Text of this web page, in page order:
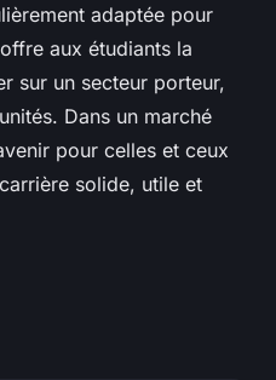
adaptée pour
aux étudiants la
sur un secteur porteur,
Dans un marché
pour celles et ceux
solide, utile et